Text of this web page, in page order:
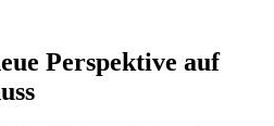
Perspektive auf